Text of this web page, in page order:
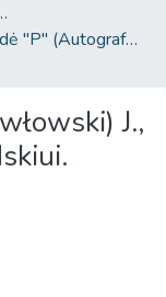
collections
Laiškai: raidė "P" (Autografų kolekcija. F7)
J.,